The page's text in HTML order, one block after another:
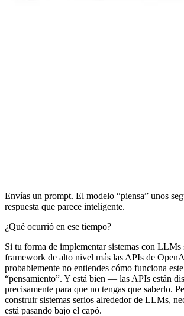
Envías un prompt. El modelo “piensa” unos
respuesta que parece inteligente.
¿Qué ocurrió en ese tiempo?
Si tu forma de implementar sistemas con LLMs
framework de alto nivel más las APIs de
probablemente no entiendes cómo funciona
“pensamiento”. Y está bien — las APIs están
precisamente para que no tengas que saberlo.
construir sistemas serios alrededor de LLMs,
está pasando bajo el capó.